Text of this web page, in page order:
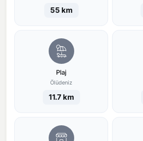
55 km
Plaj
Ölüdeniz
11.7 km